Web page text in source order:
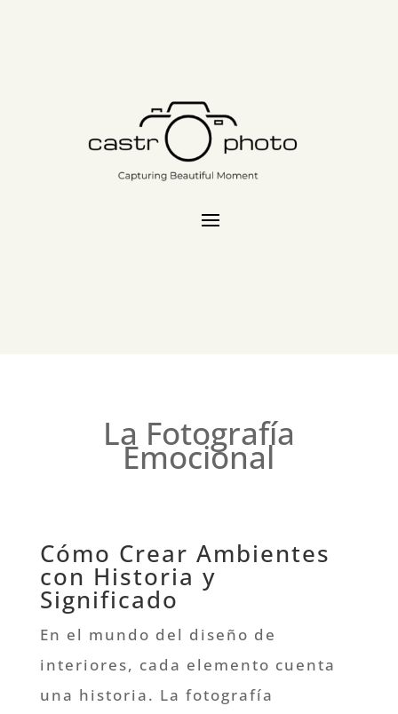
La Fotografía
Emocional
Cómo Crear Ambientes
con Historia y
Significado
En el mundo del diseño de
interiores, cada elemento cuenta
una historia. La fotografía